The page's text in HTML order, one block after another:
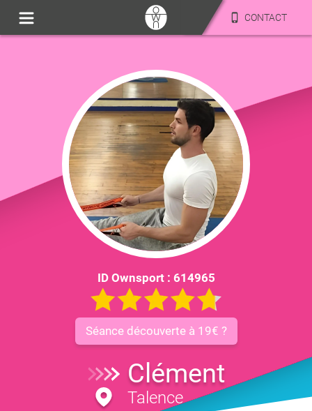
CONTACT
ID Ownsport : 614965
Séance découverte à 19€ ?
Clément
Talence